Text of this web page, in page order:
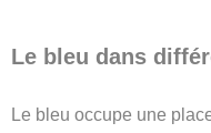
Le bleu dans
Le bleu occupe une